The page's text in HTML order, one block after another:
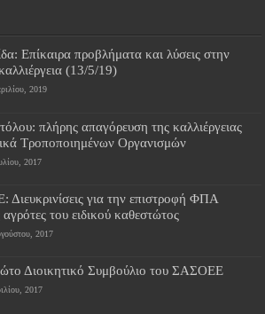
Επίκαιρα προβλήματα και λύσεις στην
(13/5/19)
2019
πλήρης απαγόρευση της καλλιέργειας
Τροποποιημένων Οργανισμών
2017
για την επιστροφή ΦΠΑ
αγρότες του ειδικού καθεστώτος
2017
Διοικητικό Συμβούλιο του ΣΑΣΟΕΕ
2017